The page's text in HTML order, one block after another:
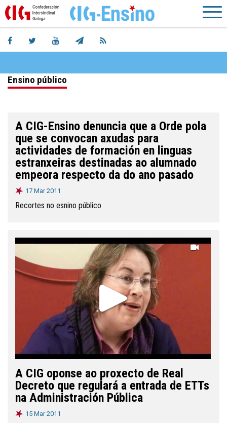
Ensino público
A CIG-Ensino denuncia que a Orde pola
que se convocan axudas para
actividades de formación en linguas
estranxeiras destinadas ao alumnado
empeora respecto da do ano pasado
17 Mar 2011
Recortes no esnino público
A CIG oponse ao proxecto de Real
Decreto que regulará a entrada de ETTs
na Administración Pública
15 Mar 2011